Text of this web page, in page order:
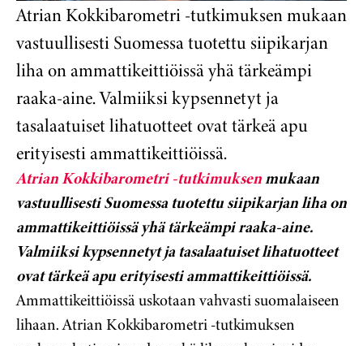
Atrian Kokkibarometri -tutkimuksen mukaan
vastuullisesti Suomessa tuotettu siipikarjan
liha on ammattikeittiöissä yhä tärkeämpi
raaka-aine. Valmiiksi kypsennetyt ja
tasalaatuiset lihatuotteet ovat tärkeä apu
erityisesti ammattikeittiöissä.
Atrian Kokkibarometri -tutkimuksenmukaan
vastuullisesti Suomessa tuotettu siipikarjan liha on
ammattikeittiöissä yhä tärkeämpi raaka-aine.
Valmiiksi kypsennetyt ja tasalaatuiset lihatuotteet
ovat tärkeä apu erityisesti ammattikeittiöissä.
Ammattikeittiöissä uskotaan vahvasti suomalaiseen
lihaan. Atrian Kokkibarometri -tutkimuksen